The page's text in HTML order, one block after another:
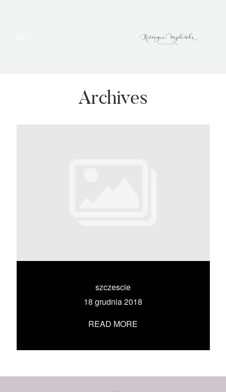
Archives
szczescie
18 grudnia 2018
READ MORE
PORTFOLIO
UMÓW SIĘ ZE MNĄ →